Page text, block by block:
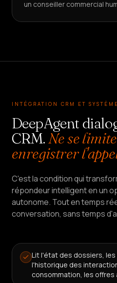
un conseiller commercial
INTÉGRATION CRM ET
DeepAgent
CRM.Ne se
enregistrer
C'est la condition qui
répondeur intelligent en un
autonome. Tout en temps
conversation, sans temps
Lit l'état des dossiers,
l'historique des
consommation, les offres